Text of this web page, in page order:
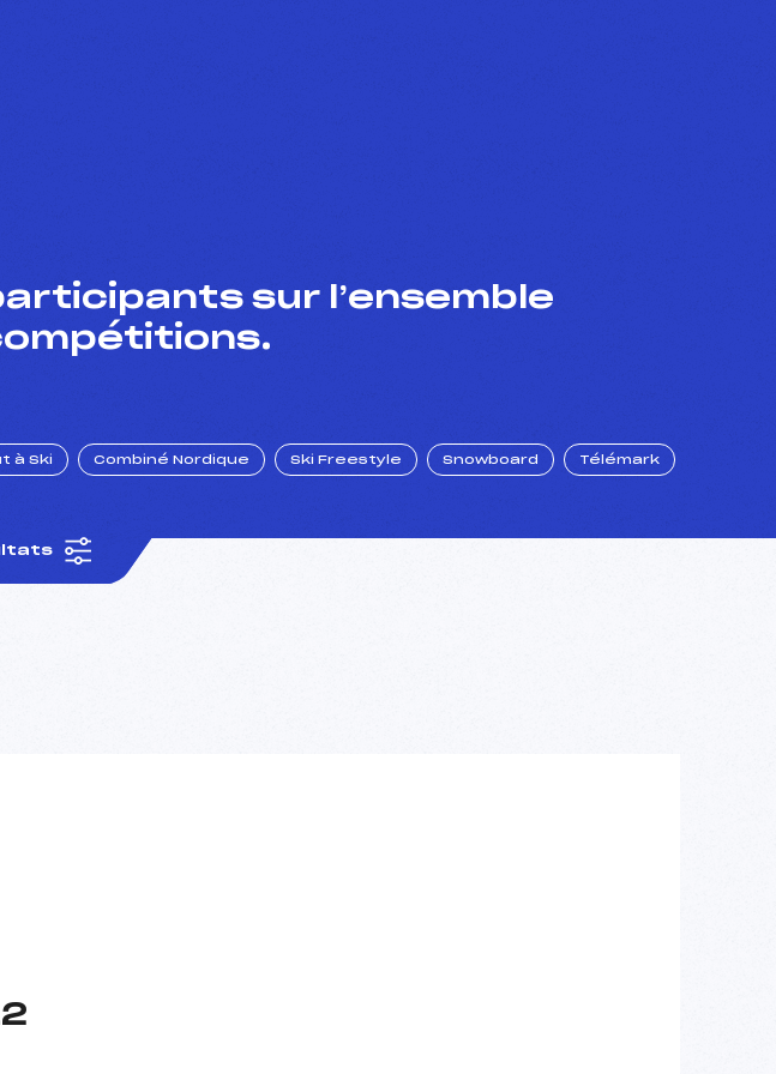
sur l’ensemble
à Ski Combiné Nordique Ski Freestyle Snowboard Télémark